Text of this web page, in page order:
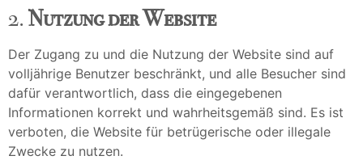
2.Nutzung der Website
Der Zugang zu und die Nutzung der Website sind auf
volljährige Benutzer beschränkt, und alle Besucher sind
dafür verantwortlich, dass die eingegebenen
Informationen korrekt und wahrheitsgemäß sind. Es ist
verboten, die Website für betrügerische oder illegale
Zwecke zu nutzen.